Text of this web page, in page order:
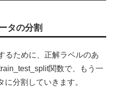
タの分割
るために、正解ラベルのあ
関数で、もう一
分割していきます。